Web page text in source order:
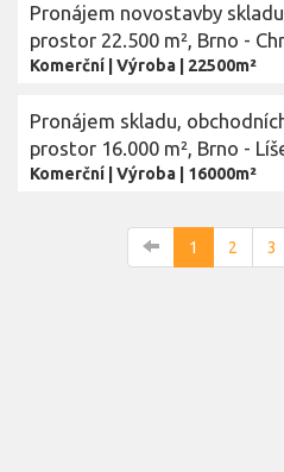
Pronájem novostavby
prostor 22.500 m², Brno -
Komerční Výroba 22500m²
Pronájem skladu,
prostor 16.000 m², Brno -
Komerční Výroba 16000m²
1 2 3